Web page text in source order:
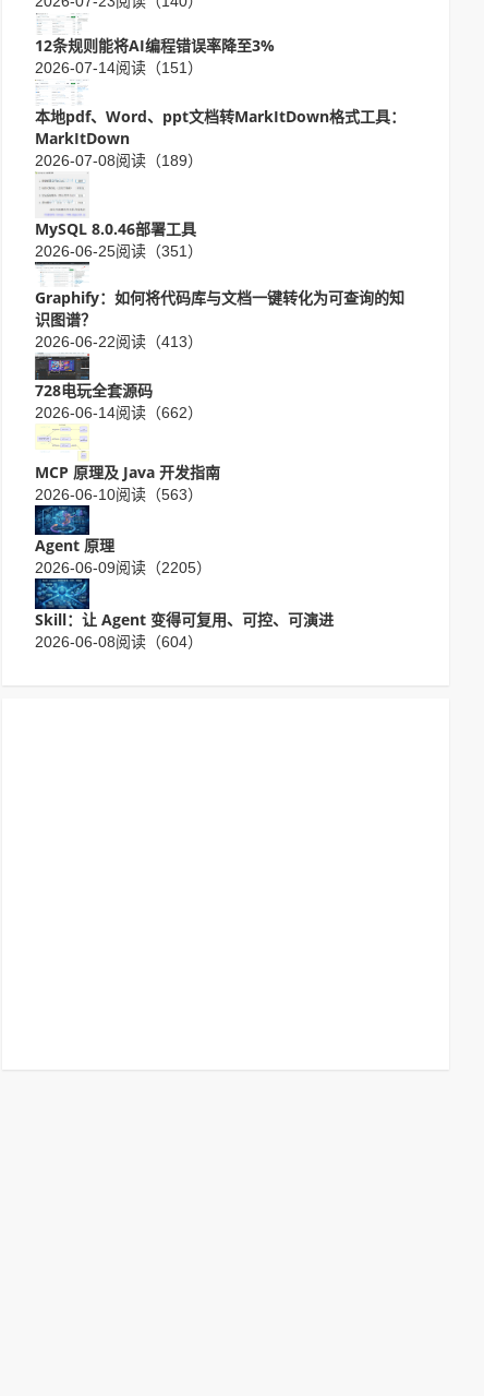
12条规则能将AI编程错误率降至3%
2026-07-14阅读（151）
本地pdf、Word、ppt文档转MarkItDown格式工具：
MarkItDown
2026-07-08阅读（189）
MySQL 8.0.46部署工具
2026-06-25阅读（351）
Graphify：如何将代码库与文档一键转化为可查询的知
识图谱？
2026-06-22阅读（413）
728电玩全套源码
2026-06-14阅读（662）
MCP 原理及 Java 开发指南
2026-06-10阅读（563）
Agent 原理
2026-06-09阅读（2205）
Skill：让 Agent 变得可复用、可控、可演进
2026-06-08阅读（604）